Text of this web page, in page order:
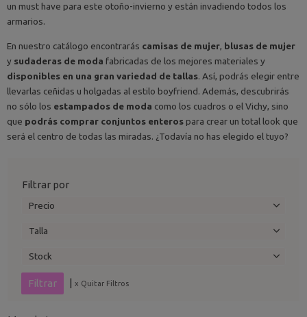
un must have para este otoño-invierno y están invadiendo todos los
armarios.
En nuestro catálogo encontrarás camisas de mujer, blusas de mujer
y sudaderas de moda fabricadas de los mejores materiales y
disponibles en una gran variedad de tallas. Así, podrás elegir entre
llevarlas ceñidas u holgadas al estilo boyfriend. Además, descubrirás
no sólo los estampados de moda como los cuadros o el Vichy, sino
que podrás comprar conjuntos enteros para crear un total look que
será el centro de todas las miradas. ¿Todavía no has elegido el tuyo?
Filtrar por
Precio
Talla
Stock
| x Quitar Filtros